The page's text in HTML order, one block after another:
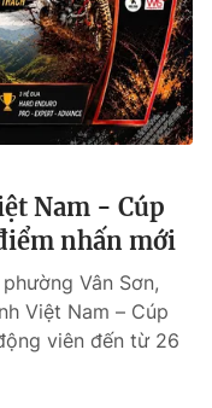
Nam
tử số 483/GP-BTTTT
Nam - Cúp
nhấn mới
Vân Sơn,
Việt Nam – Cúp
viên đến từ 26